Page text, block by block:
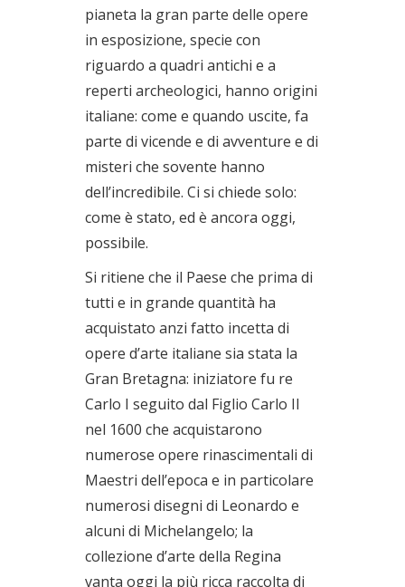
Dal 30/06/2022 al
31/12/2022
pianeta la gran parte delle opere
in esposizione, specie con
riguardo a quadri antichi e a
reperti archeologici, hanno origini
italiane: come e quando uscite, fa
parte di vicende e di avventure e di
misteri che sovente hanno
dell’incredibile. Ci si chiede solo:
come è stato, ed è ancora oggi,
possibile.
Si ritiene che il Paese che prima di
tutti e in grande quantità ha
acquistato anzi fatto incetta di
opere d’arte italiane sia stata la
Gran Bretagna: iniziatore fu re
Carlo I seguito dal Figlio Carlo II
nel 1600 che acquistarono
numerose opere rinascimentali di
Maestri dell’epoca e in particolare
numerosi disegni di Leonardo e
alcuni di Michelangelo; la
collezione d’arte della Regina
vanta oggi la più ricca raccolta di